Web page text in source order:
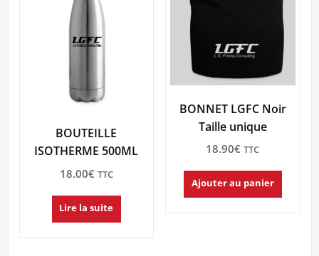
BOUTEILLE
ISOTHERME 500ML
18.00€ TTC
Lire la suite
BONNET LGFC Noir
Taille unique
18.90€ TTC
Ajouter au panier